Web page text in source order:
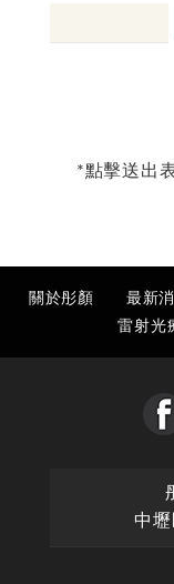
*點擊送出
關於彤顏 最新
雷射光
中